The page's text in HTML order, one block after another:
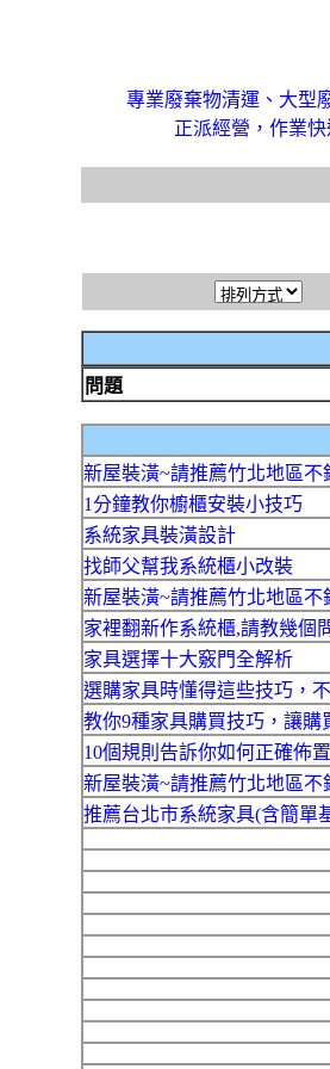
專業廢棄物清運、大型
正派經營，作業
問題
新屋裝潢~請推薦竹北地區不
1分鐘教你櫥櫃安裝小技巧
系統家具裝潢設計
找師父幫我系統櫃小改裝
新屋裝潢~請推薦竹北地區不
家裡翻新作系統櫃,請教幾個
家具選擇十大竅門全解析
選購家具時懂得這些技巧，
教你9種家具購買技巧，讓購
10個規則告訴你如何正確佈
新屋裝潢~請推薦竹北地區不
推薦台北市系統家具(含簡單